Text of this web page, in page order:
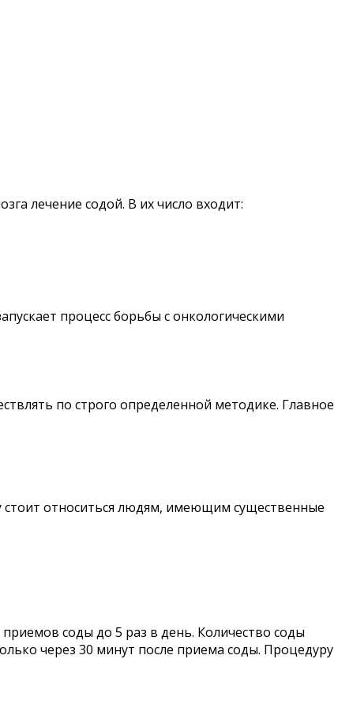
лечение содой. В их число входит:
процесс борьбы с онкологическими
по строго определенной методике. Главное
стоит относиться людям, имеющим существенные
соды до 5 раз в день. Количество соды
через 30 минут после приема соды. Процедуру